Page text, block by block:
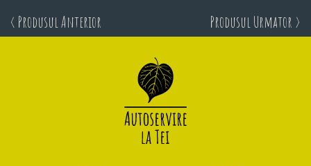
< Produsul Anterior Produsul Urmator >